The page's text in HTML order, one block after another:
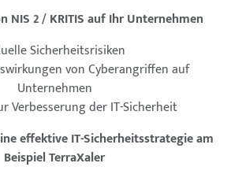
NIS 2 / KRITIS auf Ihr Unternehmen
Sicherheitsrisiken
von Cyberangriffen auf
Unternehmen
Verbesserung der IT-Sicherheit
effektive IT-Sicherheitsstrategie am
Beispiel TerraXaler